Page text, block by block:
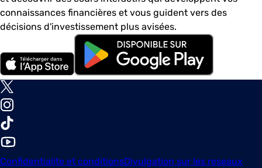
connaissances financières et vous guident vers des
décisions d'investissement plus avisées.
Confidentialite et conditionsDivulgation sur les reseaux